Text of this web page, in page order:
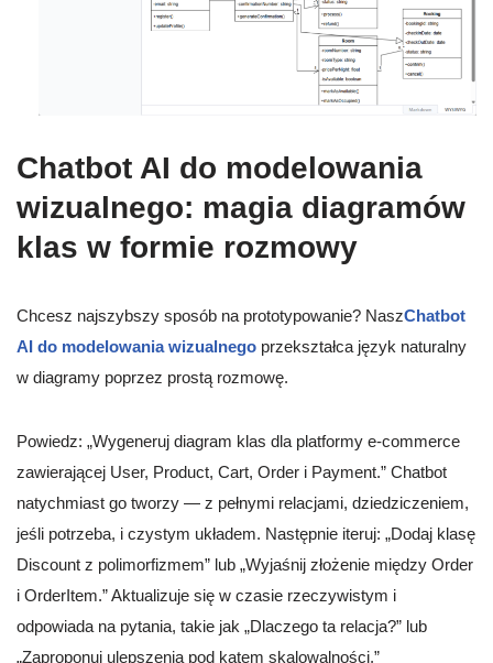
Chatbot AI do modelowania
wizualnego: magia diagramów
klas w formie rozmowy
Chcesz najszybszy sposób na prototypowanie? NaszChatbot
AI do modelowania wizualnego przekształca język naturalny
w diagramy poprzez prostą rozmowę.
Powiedz: „Wygeneruj diagram klas dla platformy e-commerce
zawierającej User, Product, Cart, Order i Payment.” Chatbot
natychmiast go tworzy — z pełnymi relacjami, dziedziczeniem,
jeśli potrzeba, i czystym układem. Następnie iteruj: „Dodaj klasę
Discount z polimorfizmem” lub „Wyjaśnij złożenie między Order
i OrderItem.” Aktualizuje się w czasie rzeczywistym i
odpowiada na pytania, takie jak „Dlaczego ta relacja?” lub
„Zaproponuj ulepszenia pod kątem skalowalności.”